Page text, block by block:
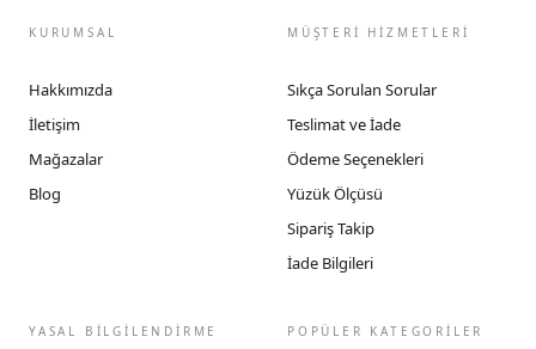
KURUMSAL
Hakkımızda
İletişim
Mağazalar
Blog
MÜŞTERİ HİZMETLERİ
Sıkça Sorulan Sorular
Teslimat ve İade
Ödeme Seçenekleri
Yüzük Ölçüsü
Sipariş Takip
İade Bilgileri
YASAL BİLGİLENDİRME POPÜLER KATEGORİLER